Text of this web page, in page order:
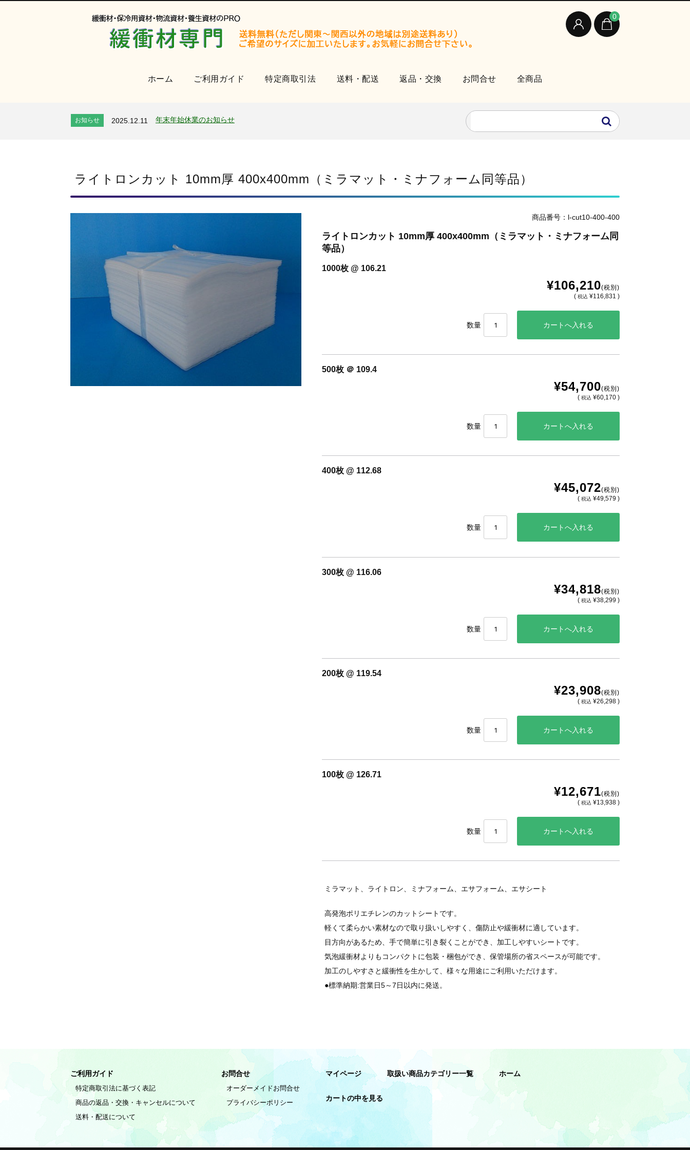
0
ホーム ご利用ガイド 特定商取引法 送料・配送 返品・交換 お問合せ 全商品
お知らせ 2025.12.11 年末年始休業のお知らせ
お知らせ 2026.7.24 2026年 夏季休業のお知らせ
ライトロンカット 10mm厚 400x400mm（ミラマット・ミナフォーム同等品）
商品番号：l-cut10-400-400
ライトロンカット 10mm厚 400x400mm（ミラマット・ミナフォーム同
等品）
1000枚 @ 106.21
¥106,210(税別)
( 税込 ¥116,831 )
数量
500枚 ＠ 109.4
¥54,700(税別)
( 税込 ¥60,170 )
数量
400枚 @ 112.68
¥45,072(税別)
( 税込 ¥49,579 )
数量
300枚 @ 116.06
¥34,818(税別)
( 税込 ¥38,299 )
数量
200枚 @ 119.54
¥23,908(税別)
( 税込 ¥26,298 )
数量
100枚 @ 126.71
¥12,671(税別)
( 税込 ¥13,938 )
数量
ミラマット、ライトロン、ミナフォーム、エサフォーム、エサシート
高発泡ポリエチレンのカットシートです。
軽くて柔らかい素材なので取り扱いしやすく、傷防止や緩衝材に適しています。
目方向があるため、手で簡単に引き裂くことができ、加工しやすいシートです。
気泡緩衝材よりもコンパクトに包装・梱包ができ、保管場所の省スペースが可能です。
加工のしやすさと緩衝性を生かして、様々な用途にご利用いただけます。
●標準納期:営業日5～7日以内に発送。
ご利用ガイド
特定商取引法に基づく表記
商品の返品・交換・キャンセルについて
送料・配送について
お問合せ
オーダーメイドお問合せ
プライバシーポリシー
マイページ 取扱い商品カテゴリー一覧 ホーム
カートの中を見る